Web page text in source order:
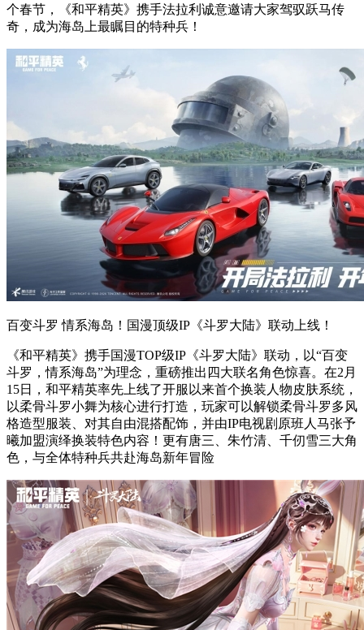
个春节，《和平精英》携手法拉利诚意邀请大家驾驭跃马传
奇，成为海岛上最瞩目的特种兵！
百变斗罗 情系海岛！国漫顶级IP《斗罗大陆》联动上线！
《和平精英》携手国漫TOP级IP《斗罗大陆》联动，以“百变
斗罗，情系海岛”为理念，重磅推出四大联名角色惊喜。在2月
15日，和平精英率先上线了开服以来首个换装人物皮肤系统，
以柔骨斗罗小舞为核心进行打造，玩家可以解锁柔骨斗罗多风
格造型服装、对其自由混搭配饰，并由IP电视剧原班人马张予
曦加盟演绎换装特色内容！更有唐三、朱竹清、千仞雪三大角
色，与全体特种兵共赴海岛新年冒险